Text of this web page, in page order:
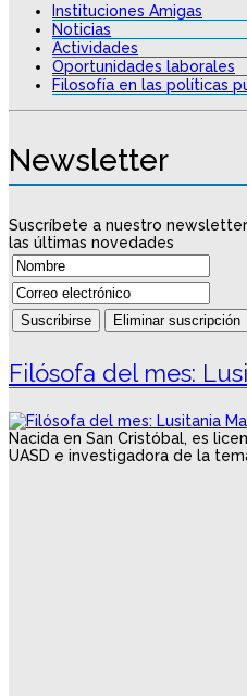
Instituciones Amigas
Noticias
Actividades
Oportunidades laborales
Filosofía en las políticas
Newsletter
Suscríbete a nuestro
las últimas novedades
Filósofa del mes:
Nacida en San Cristóbal, es
UASD e investigadora de la